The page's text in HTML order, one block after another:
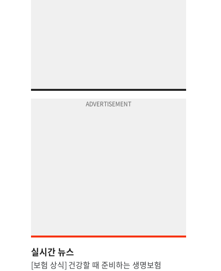
실시간 뉴스
[보험 상식] 건강할 때 준비하는 생명보험